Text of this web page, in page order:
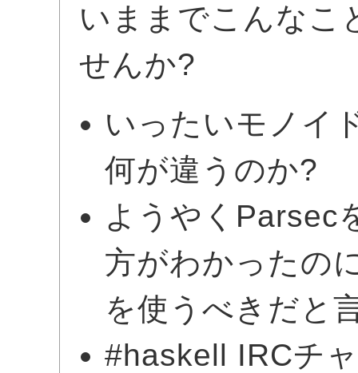
いままでこんなこ
せんか?
いったいモノイ
何が違うのか?
ようやくParsec
方がわかったの
を使うべきだと
#haskell IRCチ